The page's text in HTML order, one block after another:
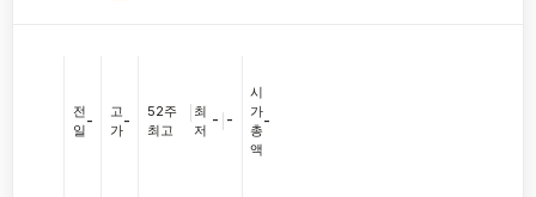
전
일
-
고
가
-
52주
최고
최
저
- -
시
가
총
액
-